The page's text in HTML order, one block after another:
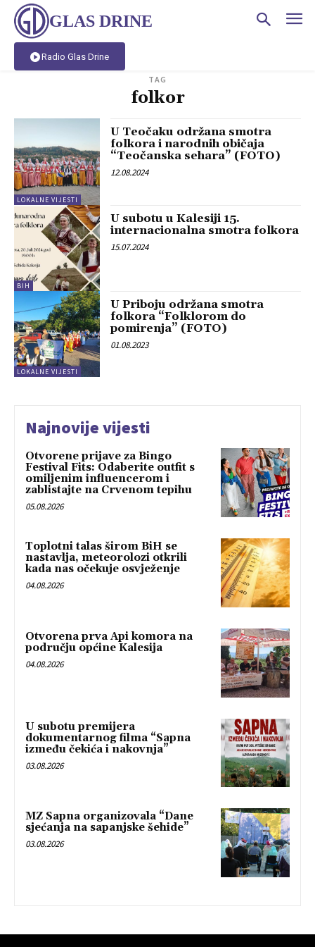
GLAS DRINE
Radio Glas Drine
TAG
folkor
LOKALNE VIJESTI
U Teočaku održana smotra
folkora i narodnih običaja
“Teočanska sehara” (FOTO)
12.08.2024
BIH
U subotu u Kalesiji 15.
internacionalna smotra folkora
15.07.2024
LOKALNE VIJESTI
U Priboju održana smotra
folkora “Folklorom do
pomirenja” (FOTO)
01.08.2023
Najnovije vijesti
Otvorene prijave za Bingo
Festival Fits: Odaberite outfit s
omiljenim influencerom i
zablistajte na Crvenom tepihu
05.08.2026
Toplotni talas širom BiH se
nastavlja, meteorolozi otkrili
kada nas očekuje osvježenje
04.08.2026
Otvorena prva Api komora na
području općine Kalesija
04.08.2026
U subotu premijera
dokumentarnog filma “Sapna
između čekića i nakovnja”
03.08.2026
MZ Sapna organizovala “Dane
sjećanja na sapanjske šehide”
03.08.2026